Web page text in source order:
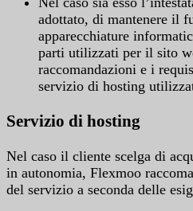
adottato, di mantenere il
apparecchiature
parti utilizzati per il sito
raccomandazioni e i
servizio di hosting
Servizio di hosting
Nel caso il cliente scelga di
in autonomia, Flexmoo
del servizio a seconda delle